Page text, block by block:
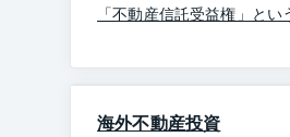
「不動産信託受益権」とい
海外不動産投資